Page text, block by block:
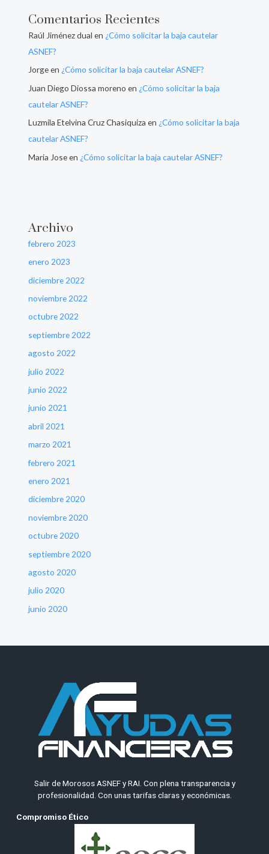
Comentarios Recientes
Raúl Jiménez dual en ¿Cómo solicitar la baja cautelar
ASNEF?
Jorgeen ¿Cómo solicitar la baja cautelar ASNEF?
Juan Diego Diossa moreno en ¿Cómo solicitar la baja
cautelar ASNEF?
Luzmila Etelvina Cruz Chasiquiza en ¿Cómo solicitar la baja
cautelar ASNEF?
Maria Joseen ¿Cómo solicitar la baja cautelar ASNEF?
Archivo
febrero 2023
enero 2023
diciembre 2022
noviembre 2022
octubre 2022
septiembre 2022
agosto 2022
julio 2022
junio 2022
junio 2021
abril 2021
marzo 2021
febrero 2021
enero 2021
diciembre 2020
noviembre 2020
octubre 2020
septiembre 2020
agosto 2020
julio 2020
junio 2020
Salir de Morosos ASNEF y RAI. Con plena transparencia y
profesionalidad. Con unas tarifas claras y económicas.
Compromiso Ético